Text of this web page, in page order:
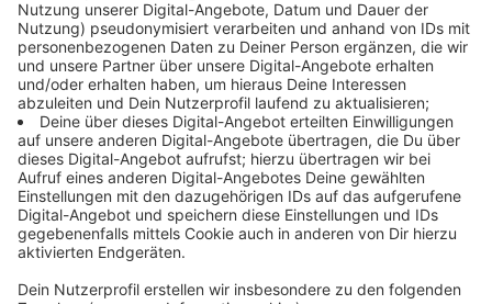
Falschparker werden rigeros abgeschleppt werden.
Um 12:14 Uhr setzt sich der Zug an der Herzogstraße
in Bewegung. Über die Hüttenstraße geht es dann über
die Kö in Richtung Altstadt, am Rathaus vorbei und
dann durch die Carlstadt. Zum Schluss führt er über
die Friedrichstraße bis zum Bilker Bahnhof. Dort endet
der Zug. Neben den Straßen in der Umgebung der
Zugstrecke werden zum Beispiel auch der Kö-Bogen-
und der Rheinallee-Tunnel gesperrt. Im Tagesverlauf
werden die Sperrungen nach und nach von Norden